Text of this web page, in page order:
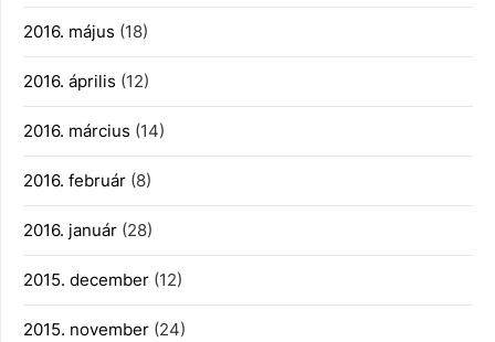
2016. május (18)
2016. április (12)
2016. március (14)
2016. február (8)
2016. január (28)
2015. december (12)
2015. november (24)